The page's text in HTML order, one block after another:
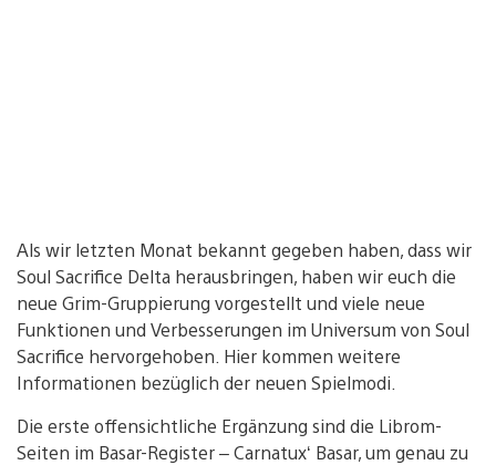
Als wir letzten Monat bekannt gegeben haben, dass wir
Soul Sacrifice Delta herausbringen, haben wir euch die
neue Grim-Gruppierung vorgestellt und viele neue
Funktionen und Verbesserungen im Universum von Soul
Sacrifice hervorgehoben. Hier kommen weitere
Informationen bezüglich der neuen Spielmodi.
Die erste offensichtliche Ergänzung sind die Librom-
Seiten im Basar-Register – Carnatux‘ Basar, um genau zu